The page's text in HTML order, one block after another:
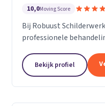
10,0Moving Score
Bij Robuust
professionele
als
Bij...
Bekijk profiel